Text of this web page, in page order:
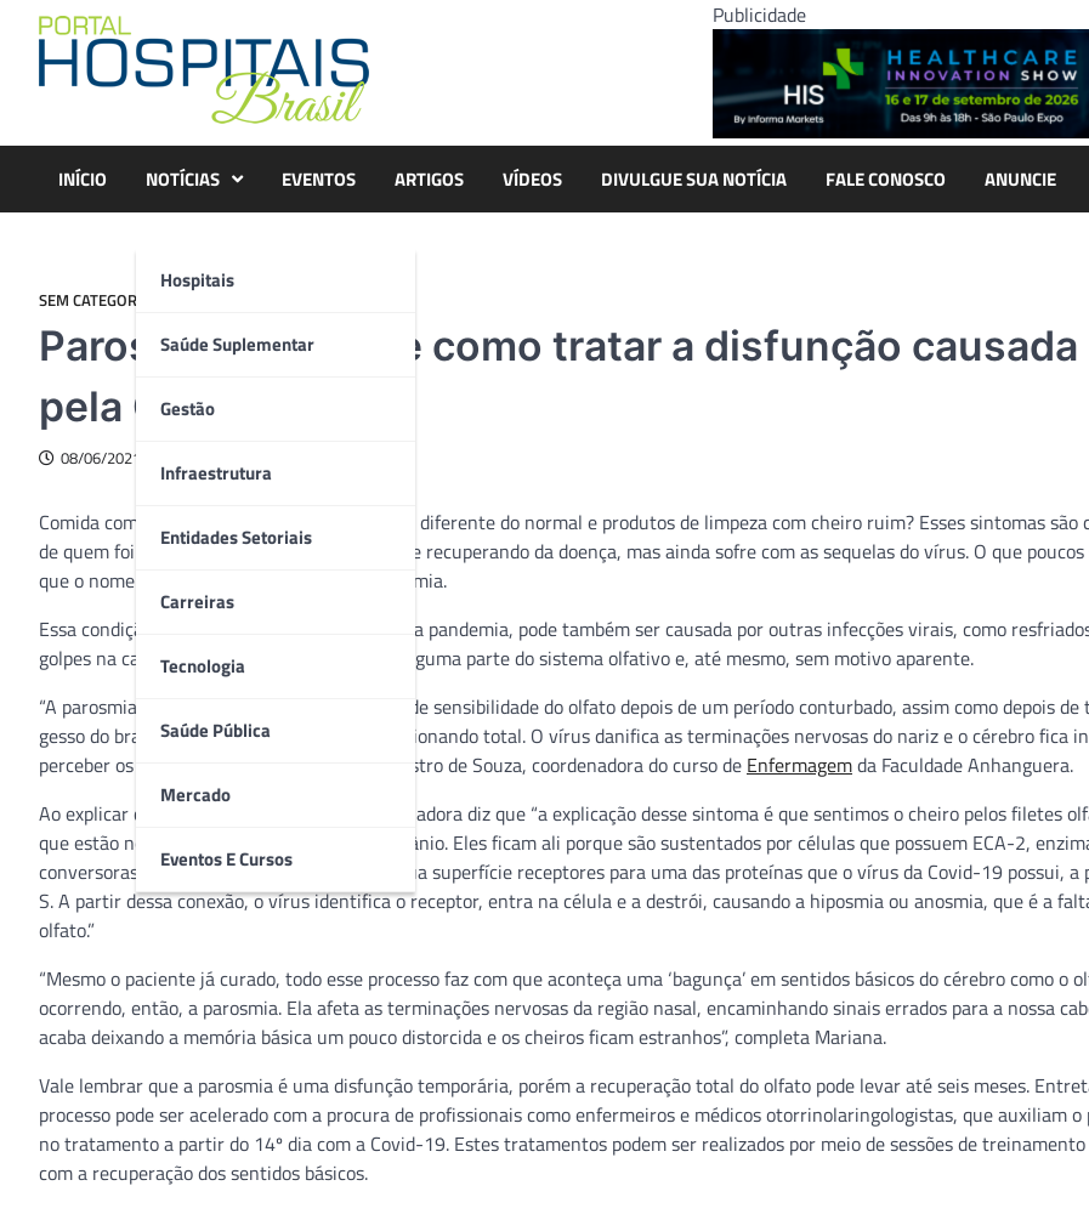
content
Publicidade
INÍCIO NOTÍCIAS
Hospitais
Saúde Suplementar
Gestão
Infraestrutura
Entidades Setoriais
Carreiras
Tecnologia
Saúde Pública
Mercado
Eventos E Cursos
EVENTOS ARTIGOS VÍDEOS DIVULGUE SUA NOTÍCIA FALE CONOSCO ANUNCIE
SEM CATEGORIA
Parosmia: o que é e como tratar a disfunção causada
pela Covid-19
08/06/2021
Comida com cheiro de lixo, café com odor bem diferente do normal e produtos de limpeza com cheiro ruim? Esses sintomas são
de quem foi acometido pela Covid-19 e está se recuperando da doença, mas ainda sofre com as sequelas do vírus. O que
que o nome científico desta disfunção é parosmia.
Essa condição, que é conhecida muito antes da pandemia, pode também ser causada por outras infecções virais, como
golpes na cabeça ou no rosto que danificam alguma parte do sistema olfativo e, até mesmo, sem motivo aparente.
“A parosmia, popularmente falando, é a falta de sensibilidade do olfato depois de um período conturbado, assim como depois
gesso do braço a pessoa ainda não o tem funcionando total. O vírus danifica as terminações nervosas do nariz e o cérebro fica
perceber os cheiros reais”, explica Mariana Castro de Souza, coordenadora do curso de Enfermagemda Faculdade Anhanguera.
Ao explicar com os termos técnicos, a coordenadora diz que “a explicação desse sintoma é que sentimos o cheiro pelos filetes
que estão no teto do nariz, junto à base do crânio. Eles ficam ali porque são sustentados por células que possuem ECA-2,
conversoras da angiotensina 2, que têm na sua superfície receptores para uma das proteínas que o vírus da Covid-19 possui, a
S. A partir dessa conexão, o vírus identifica o receptor, entra na célula e a destrói, causando a hiposmia ou anosmia, que é a
olfato.”
“Mesmo o paciente já curado, todo esse processo faz com que aconteça uma ‘bagunça’ em sentidos básicos do cérebro como o
ocorrendo, então, a parosmia. Ela afeta as terminações nervosas da região nasal, encaminhando sinais errados para a nossa
acaba deixando a memória básica um pouco distorcida e os cheiros ficam estranhos”, completa Mariana.
Vale lembrar que a parosmia é uma disfunção temporária, porém a recuperação total do olfato pode levar até seis meses.
processo pode ser acelerado com a procura de profissionais como enfermeiros e médicos otorrinolaringologistas, que auxiliam
no tratamento a partir do 14º dia com a Covid-19. Estes tratamentos podem ser realizados por meio de sessões de
com a recuperação dos sentidos básicos.